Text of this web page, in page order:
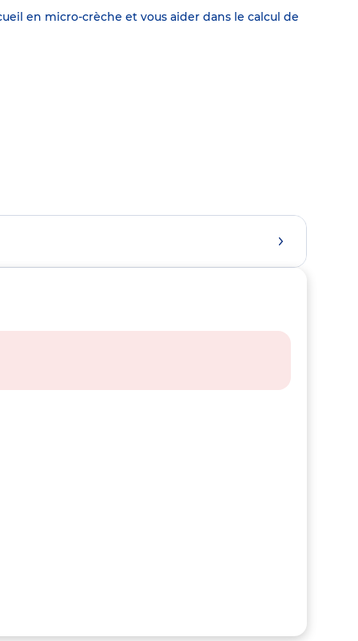
en micro-crèche et vous aider dans le calcul de